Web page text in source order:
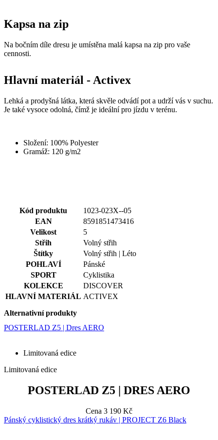
Kapsa na zip
Na bočním díle dresu je umístěna malá kapsa na zip pro vaše
cennosti.
Hlavní materiál - Activex
Lehká a prodyšná látka, která skvěle odvádí pot a udrží vás v suchu.
Je také vysoce odolná, čímž je ideální pro jízdu v terénu.
Složení: 100% Polyester
Gramáž: 120 g/m2
Kód produktu
1023-023X--05
EAN
8591851473416
Velikost
5
Střih
Volný střih
Štítky
Volný střih | Léto
POHLAVÍ
Pánské
SPORT
Cyklistika
KOLEKCE
DISCOVER
HLAVNÍ MATERIÁL ACTIVEX
Alternativní produkty
POSTERLAD Z5 | Dres AERO
Limitovaná edice
Limitovaná edice
POSTERLAD Z5 | DRES AERO
Cena 3 190 Kč
Pánský cyklistický dres krátký rukáv | PROJECT Z6 Black